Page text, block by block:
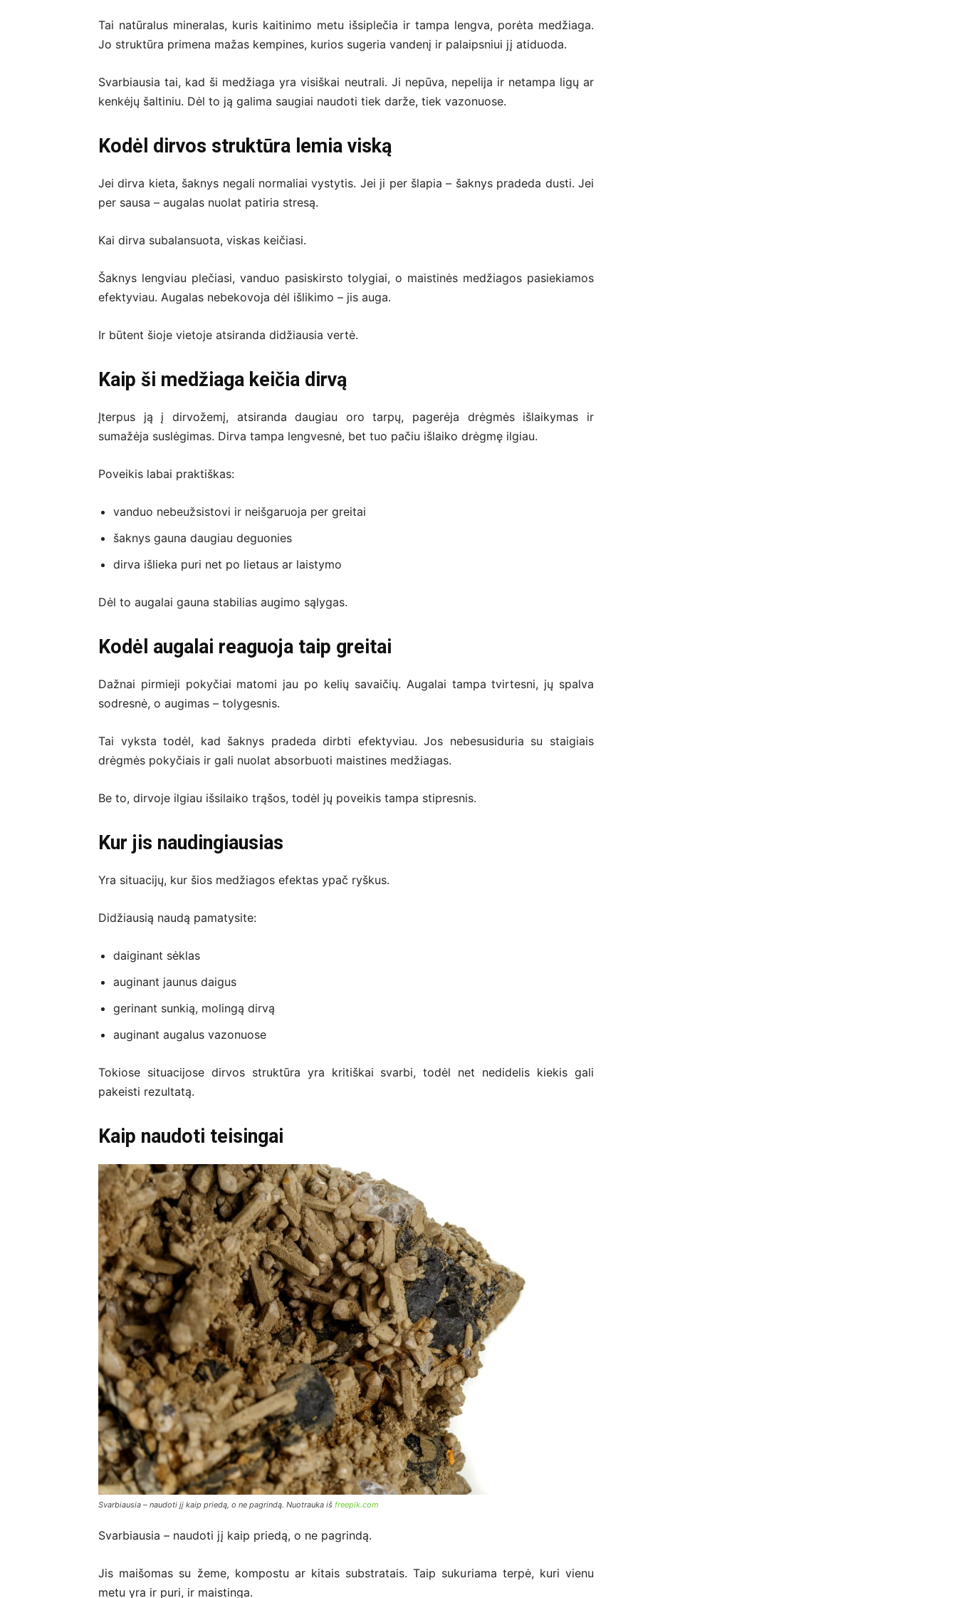
Tai natūralus mineralas, kuris kaitinimo metu išsiplečia ir tampa lengva, porėta medžiaga.
Jo struktūra primena mažas kempines, kurios sugeria vandenį ir palaipsniui jį atiduoda.
Svarbiausia tai, kad ši medžiaga yra visiškai neutrali. Ji nepūva, nepelija ir netampa ligų ar
kenkėjų šaltiniu. Dėl to ją galima saugiai naudoti tiek darže, tiek vazonuose.
Kodėl dirvos struktūra lemia viską
Jei dirva kieta, šaknys negali normaliai vystytis. Jei ji per šlapia – šaknys pradeda dusti. Jei
per sausa – augalas nuolat patiria stresą.
Kai dirva subalansuota, viskas keičiasi.
Šaknys lengviau plečiasi, vanduo pasiskirsto tolygiai, o maistinės medžiagos pasiekiamos
efektyviau. Augalas nebekovoja dėl išlikimo – jis auga.
Ir būtent šioje vietoje atsiranda didžiausia vertė.
Kaip ši medžiaga keičia dirvą
Įterpus ją į dirvožemį, atsiranda daugiau oro tarpų, pagerėja drėgmės išlaikymas ir
sumažėja suslėgimas. Dirva tampa lengvesnė, bet tuo pačiu išlaiko drėgmę ilgiau.
Poveikis labai praktiškas:
vanduo nebeužsistovi ir neišgaruoja per greitai
šaknys gauna daugiau deguonies
dirva išlieka puri net po lietaus ar laistymo
Dėl to augalai gauna stabilias augimo sąlygas.
Kodėl augalai reaguoja taip greitai
Dažnai pirmieji pokyčiai matomi jau po kelių savaičių. Augalai tampa tvirtesni, jų spalva
sodresnė, o augimas – tolygesnis.
Tai vyksta todėl, kad šaknys pradeda dirbti efektyviau. Jos nebesusiduria su staigiais
drėgmės pokyčiais ir gali nuolat absorbuoti maistines medžiagas.
Be to, dirvoje ilgiau išsilaiko trąšos, todėl jų poveikis tampa stipresnis.
Kur jis naudingiausias
Yra situacijų, kur šios medžiagos efektas ypač ryškus.
Didžiausią naudą pamatysite:
daiginant sėklas
auginant jaunus daigus
gerinant sunkią, molingą dirvą
auginant augalus vazonuose
Tokiose situacijose dirvos struktūra yra kritiškai svarbi, todėl net nedidelis kiekis gali
pakeisti rezultatą.
Kaip naudoti teisingai
Svarbiausia – naudoti jį kaip priedą, o ne pagrindą. Nuotrauka iš freepik.com
Svarbiausia – naudoti jį kaip priedą, o ne pagrindą.
Jis maišomas su žeme, kompostu ar kitais substratais. Taip sukuriama terpė, kuri vienu
metu yra ir puri, ir maistinga.